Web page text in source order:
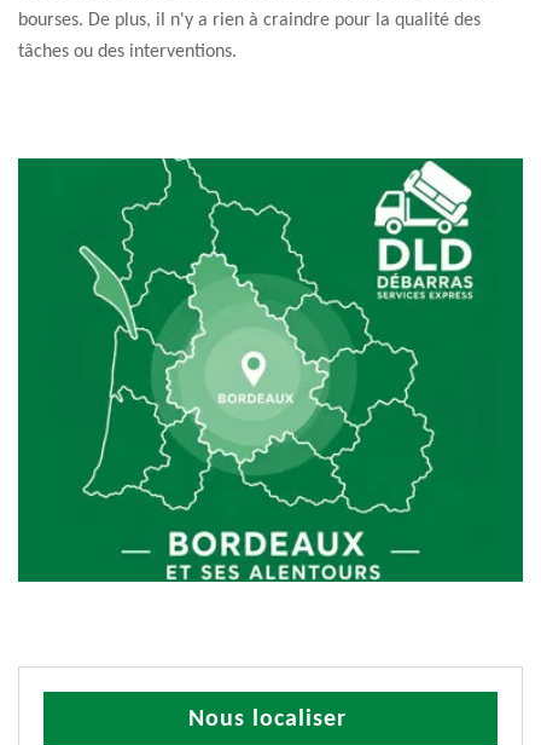
bourses. De plus, il n'y a rien à craindre pour la qualité des
tâches ou des interventions.
Nous localiser